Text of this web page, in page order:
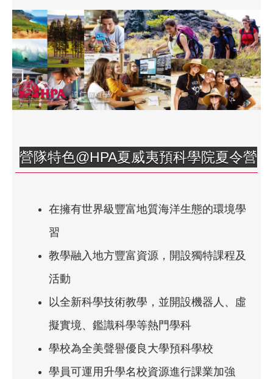
營隊特色@HPA夏威夷預科學院夏令營
在擁有世界級豐富地質海洋生態的環境學
習
教學融入地方豐富資源，開設獨特課程及
活動
以全新科學技術教學，並開設機器人、虛
擬實境、鑑識科學等熱門學科
學校為全美聲譽優良大學預科學校
學員可運用升學名校資源進行課業加強